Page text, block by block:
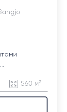
560 м²